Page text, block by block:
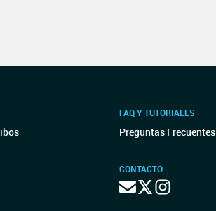
FAQ Y TUTORIALES
Preguntas Frecuentes
CONTACTO